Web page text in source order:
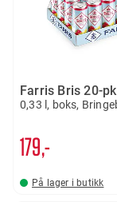
Farris Bris 20-pk
179,-
På lager i butikk